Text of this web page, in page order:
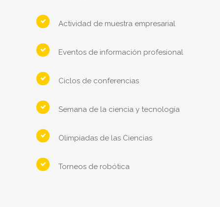
Actividad de muestra empresarial
Eventos de información profesional
Ciclos de conferencias
Semana de la ciencia y tecnología
Olimpiadas de las Ciencias
Torneos de robótica